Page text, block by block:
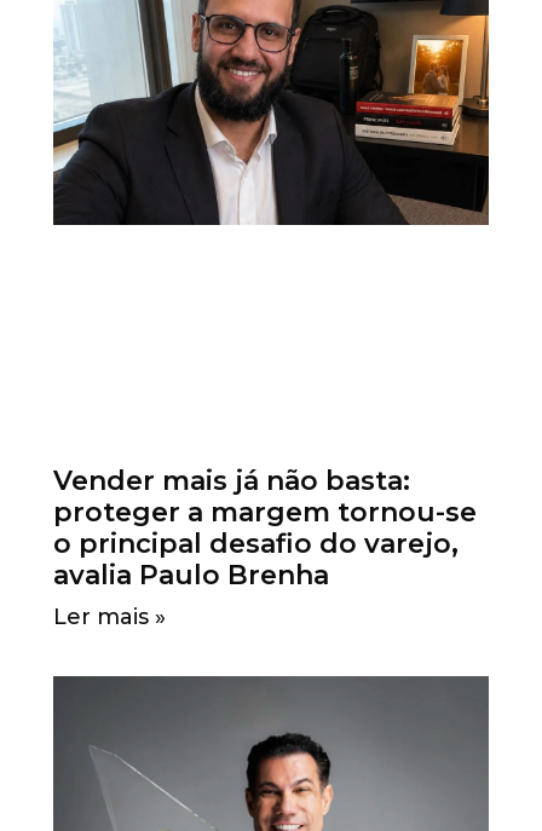
Vender mais já não basta:
proteger a margem tornou-se
o principal desafio do varejo,
avalia Paulo Brenha
Ler mais »